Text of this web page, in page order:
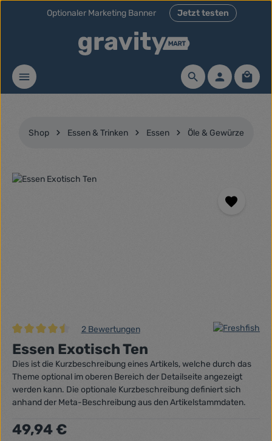
Zum Hauptinhalt springen
Optionaler Marketing Banner Jetzt testen
Shop Essen & Trinken Essen Öle & Gewürze
Bildergalerie überspringen
Durchschnittliche Bewertung von 4.5 von 5 Sternen
2 Bewertungen
Essen Exotisch Ten
Dies ist die Kurzbeschreibung eines Artikels, welche durch das
Theme optional im oberen Bereich der Detailseite angezeigt
werden kann. Die optionale Kurzbeschreibung definiert sich
anhand der Meta-Beschreibung aus den Artikelstammdaten.
Regulärer Preis:
49,94 €